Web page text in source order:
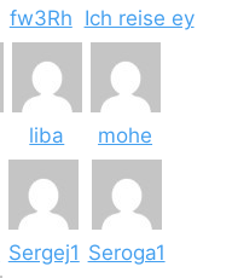
fw3Rh Ich reise ey
liba mohe
Sergej1 Seroga1